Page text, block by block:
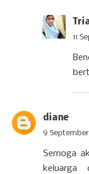
11
diane
9
Semoga
keluarga